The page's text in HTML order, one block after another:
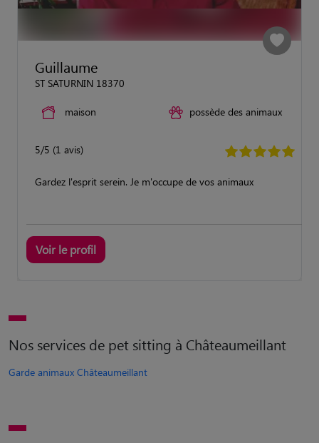
Guillaume
ST SATURNIN 18370
maison possède des animaux
5/5 (1 avis)
Gardez l'esprit serein. Je m'occupe de vos animaux
Voir le profil
Nos services de pet sitting à Châteaumeillant
Garde animaux Châteaumeillant